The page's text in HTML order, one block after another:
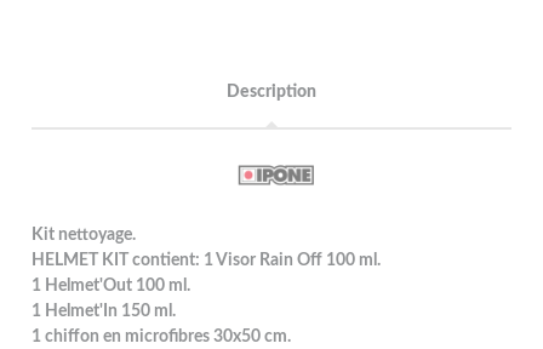
Description
Kit nettoyage.
HELMET KIT contient: 1 Visor Rain Off 100 ml.
1 Helmet'Out 100 ml.
1 Helmet'In 150 ml.
1 chiffon en microfibres 30x50 cm.